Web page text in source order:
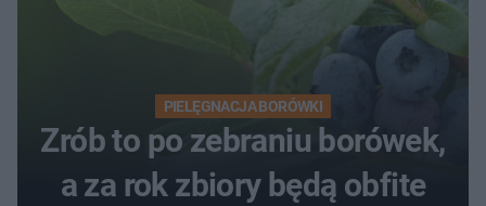
PIELĘGNACJA BORÓWKI
Zrób to po zebraniu borówek,
a za rok zbiory będą obfite